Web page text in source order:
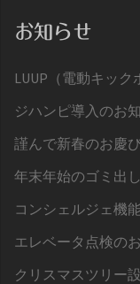
お知らせ
LUUP（電動キッ
ジハンピ導入のお
謹んで新春のお慶
年末年始のゴミ出
コンシェルジェ機
エレベータ点検の
クリスマスツリー